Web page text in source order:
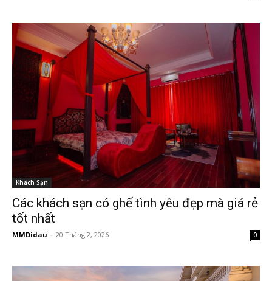
Khách Sạn
Các khách sạn có ghế tình yêu đẹp mà giá rẻ
tốt nhất
MMDidau - 20 Tháng 2, 2026 0